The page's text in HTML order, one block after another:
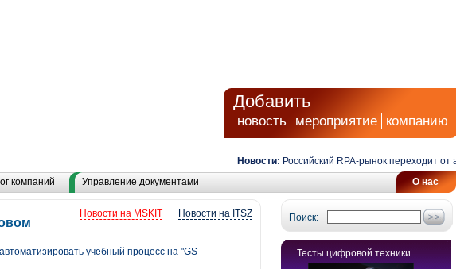
Добавить
новость мероприятие компанию
Новости: Российский RPA-рынок переходит от
О нас
компаний Управление документами
Поиск:
Тесты цифровой техники
Новости на ITSZ
Новости на MSKIT
учебный процесс на "GS-